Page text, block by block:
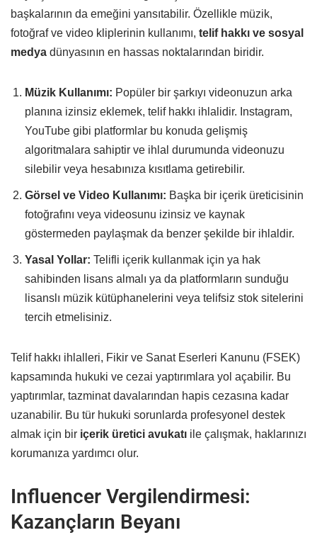
başkalarının da emeğini yansıtabilir. Özellikle müzik,
fotoğraf ve video kliplerinin kullanımı, telif hakkı ve sosyal
medya dünyasının en hassas noktalarından biridir.
Müzik Kullanımı: Popüler bir şarkıyı videonuzun arka
planına izinsiz eklemek, telif hakkı ihlalidir. Instagram,
YouTube gibi platformlar bu konuda gelişmiş
algoritmalara sahiptir ve ihlal durumunda videonuzu
silebilir veya hesabınıza kısıtlama getirebilir.
Görsel ve Video Kullanımı: Başka bir içerik üreticisinin
fotoğrafını veya videosunu izinsiz ve kaynak
göstermeden paylaşmak da benzer şekilde bir ihlaldir.
Yasal Yollar: Telifli içerik kullanmak için ya hak
sahibinden lisans almalı ya da platformların sunduğu
lisanslı müzik kütüphanelerini veya telifsiz stok sitelerini
tercih etmelisiniz.
Telif hakkı ihlalleri, Fikir ve Sanat Eserleri Kanunu (FSEK)
kapsamında hukuki ve cezai yaptırımlara yol açabilir. Bu
yaptırımlar, tazminat davalarından hapis cezasına kadar
uzanabilir. Bu tür hukuki sorunlarda profesyonel destek
almak için bir içerik üretici avukatı ile çalışmak, haklarınızı
korumanıza yardımcı olur.
Influencer Vergilendirmesi:
Kazançların Beyanı